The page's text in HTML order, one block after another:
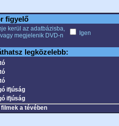
figyelő
kerül az adatbázisba,
megjelenik DVD-n
Igen
legközelebb:
ifjúság
ifjúság
a tévében